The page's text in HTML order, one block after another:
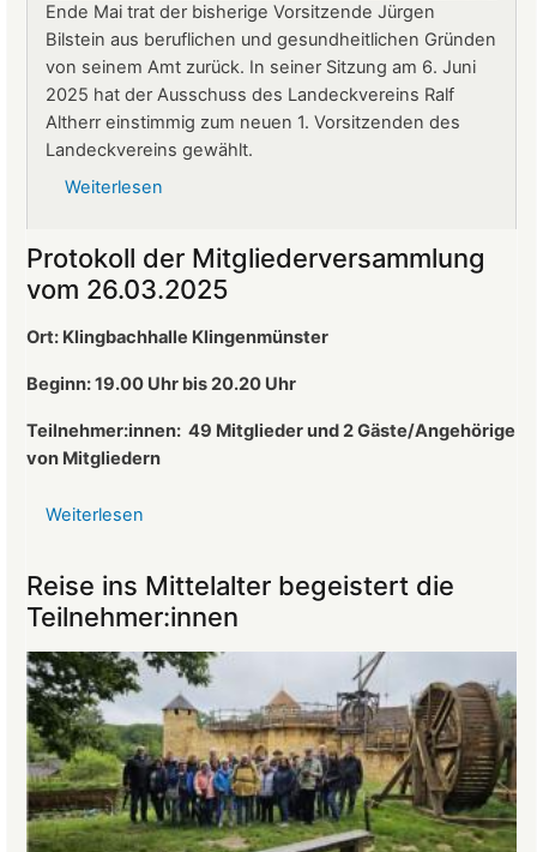
Ende Mai trat der bisherige Vorsitzende Jürgen
Bilstein aus beruflichen und gesundheitlichen Gründen
von seinem Amt zurück. In seiner Sitzung am 6. Juni
2025 hat der Ausschuss des Landeckvereins Ralf
Altherr einstimmig zum neuen 1. Vorsitzenden des
Landeckvereins gewählt.
Weiterlesen
ist
neuer
1.
Vorsitzender
des
Protokoll der Mitgliederversammlung
vom 26.03.2025
Ort: Klingbachhalle Klingenmünster
Beginn: 19.00 Uhr bis 20.20 Uhr
Teilnehmer:innen: 49 Mitglieder und 2 Gäste/Angehörige
von Mitgliedern
Weiterlesen
Mitgliederversammlung
vom
26.03.2025
Reise ins Mittelalter begeistert die
Teilnehmer:innen